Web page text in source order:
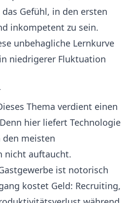
Gefühl, in den ersten
inkompetent zu sein.
unbehagliche Lernkurve
niedrigerer Fluktuation
Thema verdient einen
hier liefert Technologie
meisten
nicht auftaucht.
ist notorisch
kostet Geld: Recruiting,